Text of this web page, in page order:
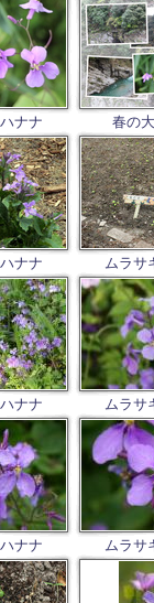
ナナ 春の
ナナ ムラサ
ナナ ムラサ
ナナ ムラサ